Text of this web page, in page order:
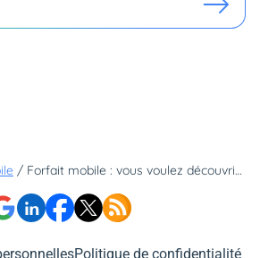
/ Forfait mobile : vous voulez découvrir quel opérateur est le moins cher ?
Politique de confidentialité